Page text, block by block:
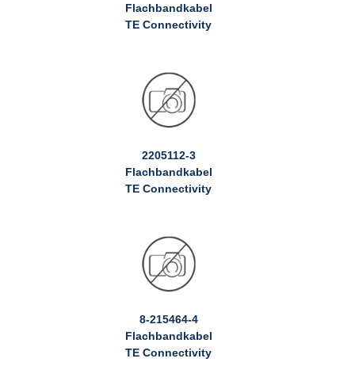
Flachbandkabel
TE Connectivity
2205112-3
Flachbandkabel
TE Connectivity
8-215464-4
Flachbandkabel
TE Connectivity